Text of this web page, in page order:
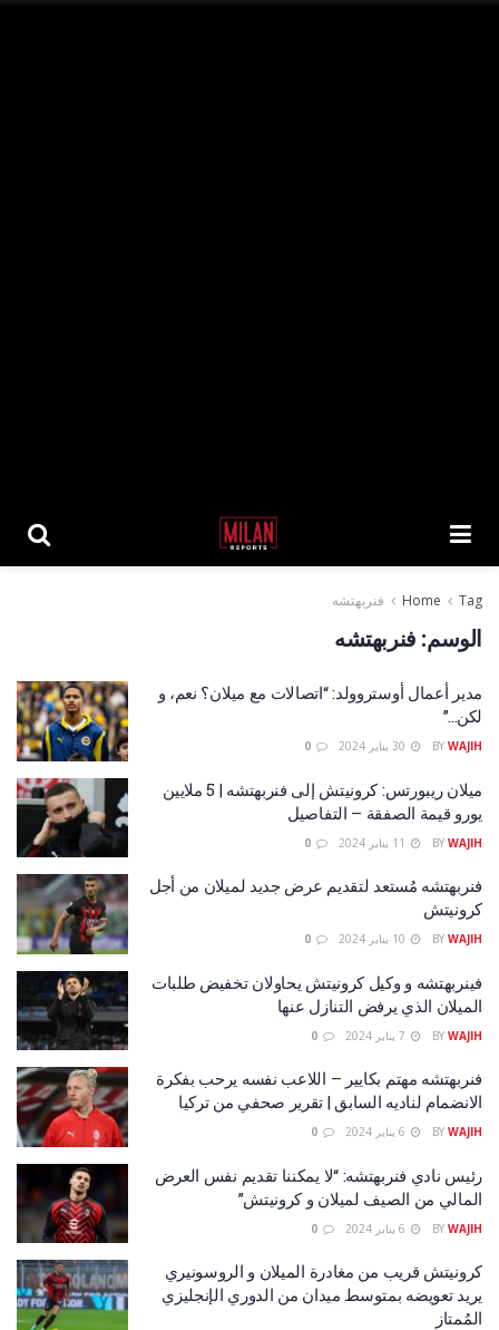
Home Tag فنربهتشه
الوسم: فنربهتشه
مدير أعمال أوستروولد: “اتصالات مع ميلان؟ نعم، و
لكن…”
BY WAJIH
ميلان ريبورتس: كرونيتش إلى فنربهتشه | 5 ملايين
يورو قيمة الصفقة – التفاصيل
BY WAJIH
فنربهتشه مُستعد لتقديم عرض جديد لميلان من أجل
كرونيتش
BY WAJIH
فينربهتشه و وكيل كرونيتش يحاولان تخفيض طلبات
الميلان الذي يرفض التنازل عنها
BY WAJIH
فنربهتشه مهتم بكايير – اللاعب نفسه يرحب بفكرة
الانضمام لناديه السابق | تقرير صحفي من تركيا
BY WAJIH
رئيس نادي فنربهتشه: “لا يمكننا تقديم نفس العرض
المالي من الصيف لميلان و كرونيتش”
BY WAJIH
كرونيتش قريب من مغادرة الميلان و الروسونيري
يريد تعويضه بمتوسط ميدان من الدوري الإنجليزي
المُمتاز